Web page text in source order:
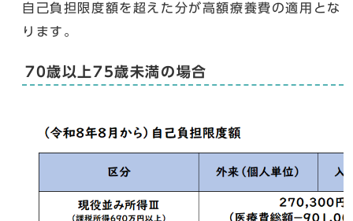
自己負担限度額を超えた分が高額療養費の適用とな
ります。
70歳以上75歳未満の場合